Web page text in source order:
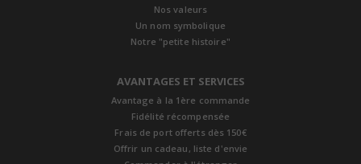
Nos valeurs
Un nom symbolique
Notre "petite histoire"
AVANTAGES ET SERVICES
Avantage à la 1ère commande
Fidélité récompensée
Frais de port offerts dès 150€
Offrir un cadeau, liste d'envie